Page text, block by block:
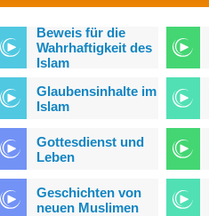
Beweis für die
Wahrhaftigkeit des
Islam
Glaubensinhalte im
Islam
Gottesdienst und
Leben
Geschichten von
neuen Muslimen